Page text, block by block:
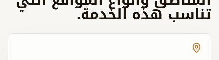
تناسب هذه الخدمة.